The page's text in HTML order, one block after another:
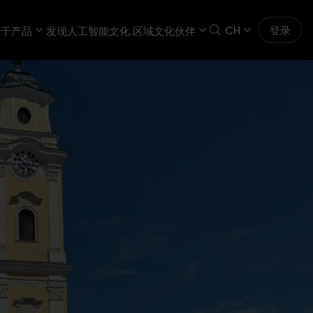
产品 发现人工智能文化.区域文化伙伴 CH 登录